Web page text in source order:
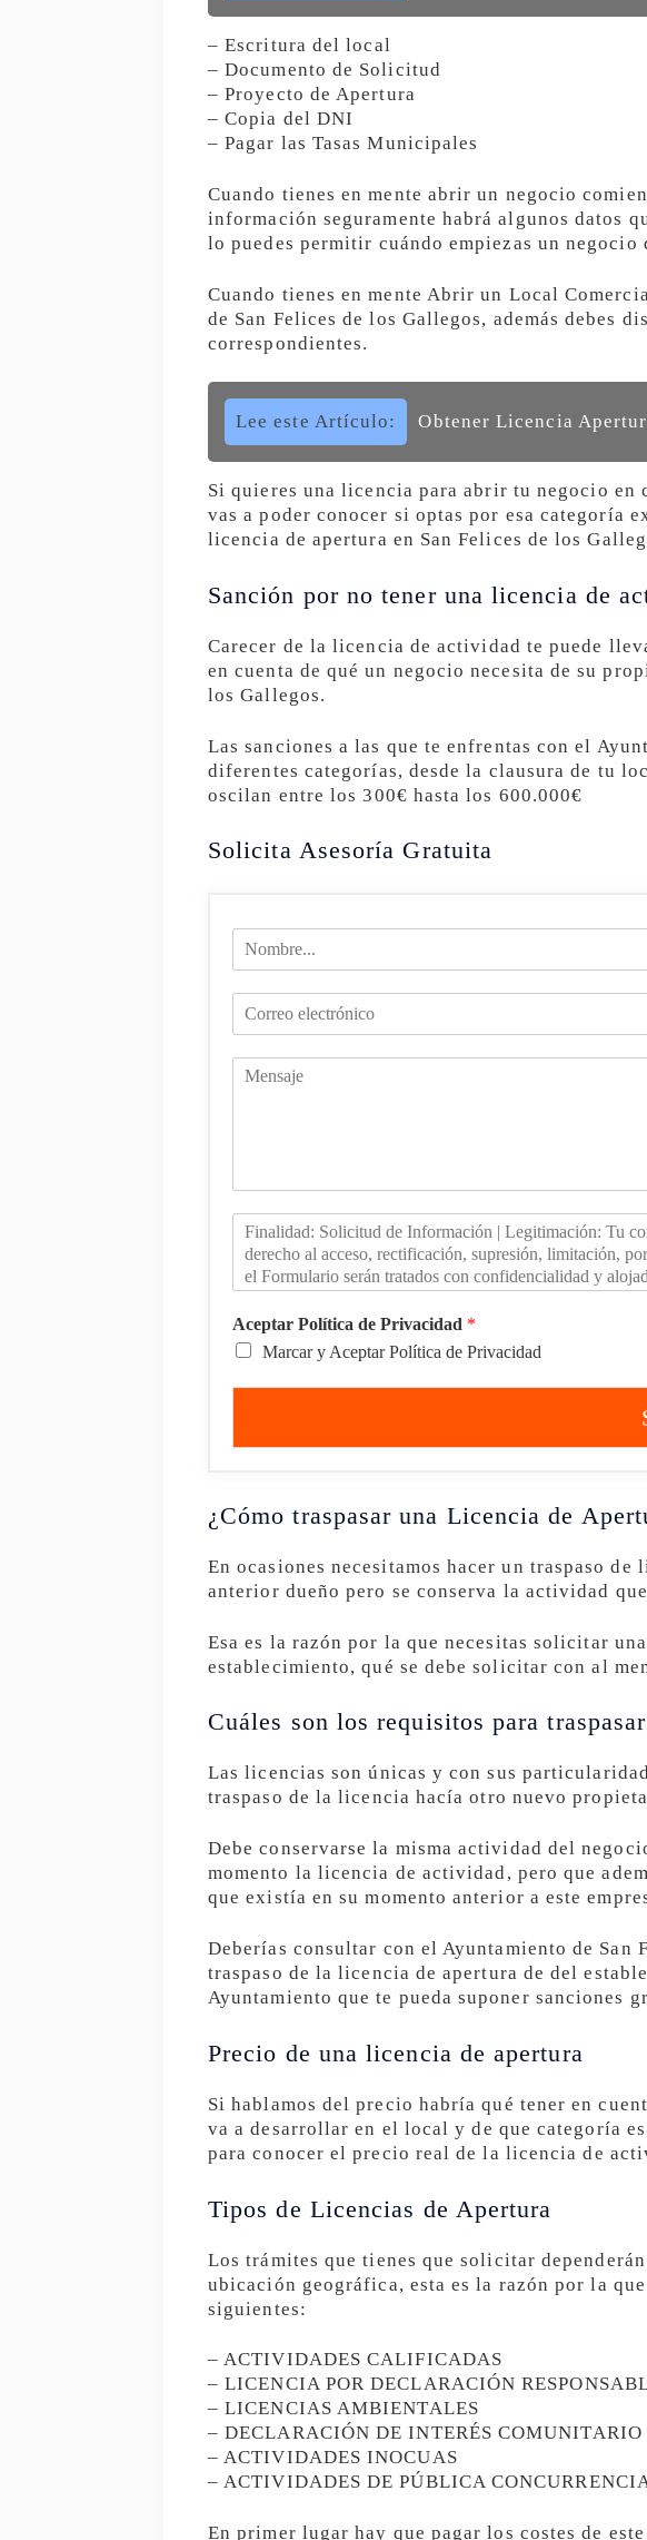
– Escritura del local
– Documento de Solicitud
– Proyecto de Apertura
– Copia del DNI
– Pagar las Tasas Municipales
Cuando tienes en mente abrir un negocio
información seguramente habrá algunos datos
lo puedes permitir cuándo empiezas un
Cuando tienes en mente Abrir un Local
de San Felices de los Gallegos, además debes
correspondientes.
Lee este Artículo: Obtener Licencia
Si quieres una licencia para abrir tu negocio
vas a poder conocer si optas por esa categoría
licencia de apertura en San Felices de los
Sanción por no tener una licencia de
Carecer de la licencia de actividad te puede
en cuenta de qué un negocio necesita de su
los Gallegos.
Las sanciones a las que te enfrentas con el
diferentes categorías, desde la clausura de tu
oscilan entre los 300€ hasta los 600.000€
Solicita Asesoría Gratuita
Aceptar Política de Privacidad *
Marcar y Aceptar Política de Privacidad
¿Cómo traspasar una Licencia de
En ocasiones necesitamos hacer un traspaso
anterior dueño pero se conserva la actividad
Esa es la razón por la que necesitas solicitar
establecimiento, qué se debe solicitar con al
Cuáles son los requisitos para
Las licencias son únicas y con sus
traspaso de la licencia hacía otro nuevo
Debe conservarse la misma actividad del
momento la licencia de actividad, pero que
que existía en su momento anterior a este
Deberías consultar con el Ayuntamiento de San
traspaso de la licencia de apertura de del
Ayuntamiento que te pueda suponer sanciones
Precio de una licencia de apertura
Si hablamos del precio habría qué tener en
va a desarrollar en el local y de que categoría
para conocer el precio real de la licencia de
Tipos de Licencias de Apertura
Los trámites que tienes que solicitar
ubicación geográfica, esta es la razón por la
siguientes:
– ACTIVIDADES CALIFICADAS
– LICENCIA POR DECLARACIÓN
– LICENCIAS AMBIENTALES
– DECLARACIÓN DE INTERÉS COMUNITARIO
– ACTIVIDADES INOCUAS
– ACTIVIDADES DE PÚBLICA
En primer lugar hay que pagar los costes de